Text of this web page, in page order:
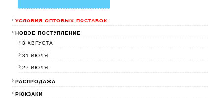
УСЛОВИЯ ОПТОВЫХ ПОСТАВОК
НОВОЕ ПОСТУПЛЕНИЕ
3 АВГУСТА
31 ИЮЛЯ
27 ИЮЛЯ
РАСПРОДАЖА
РЮКЗАКИ